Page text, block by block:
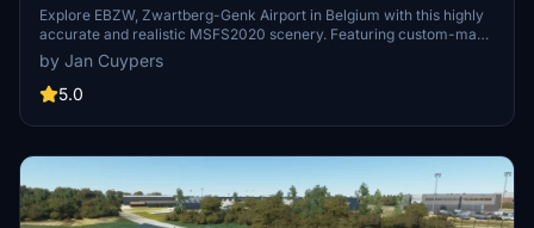
Explore EBZW, Zwartberg-Genk Airport in Belgium with this highly
accurate and realistic MSFS2020 scenery. Featuring custom-made
buildings with photorealistic textures, this freeware add-on includes
an 800m tarmac track for motor aircraft and a grass track for
gliders. Dont miss the striking landmark of the Zwartberg mine slag
MSFS2020 community map.
by Jan Cuypers
5.0